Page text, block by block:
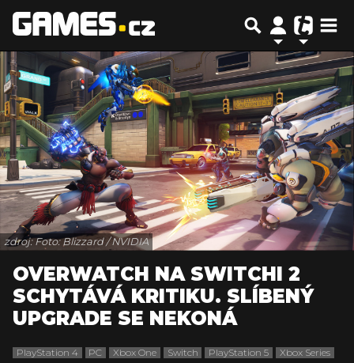
zdroj: Foto: Blizzard / NVIDIA
OVERWATCH NA SWITCHI 2
SCHYTÁVÁ KRITIKU. SLÍBENÝ
UPGRADE SE NEKONÁ
PlayStation 4 PC Xbox One Switch PlayStation 5
Xbox Series